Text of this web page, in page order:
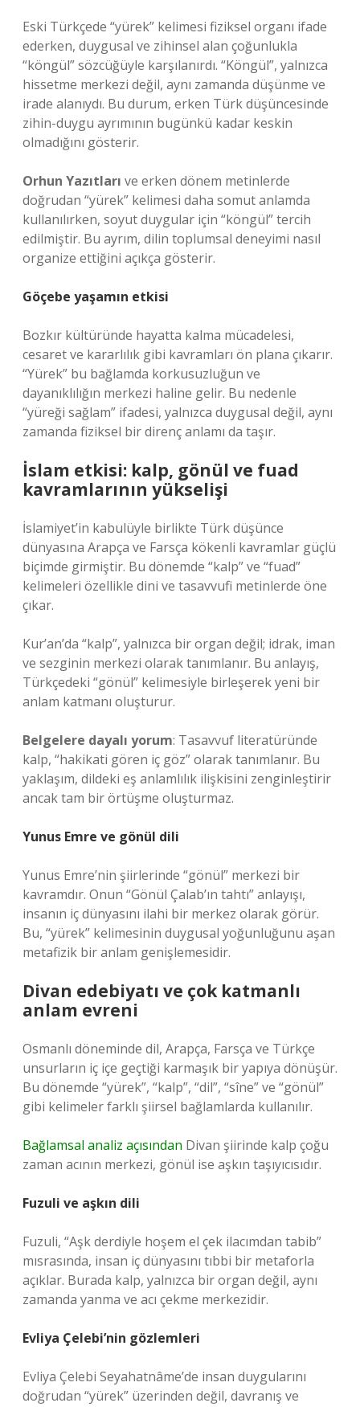
Eski Türkçede “yürek” kelimesi fiziksel organı ifade
ederken, duygusal ve zihinsel alan çoğunlukla
“köngül” sözcüğüyle karşılanırdı. “Köngül”, yalnızca
hissetme merkezi değil, aynı zamanda düşünme ve
irade alanıydı. Bu durum, erken Türk düşüncesinde
zihin-duygu ayrımının bugünkü kadar keskin
olmadığını gösterir.
Orhun Yazıtları ve erken dönem metinlerde
doğrudan “yürek” kelimesi daha somut anlamda
kullanılırken, soyut duygular için “köngül” tercih
edilmiştir. Bu ayrım, dilin toplumsal deneyimi nasıl
organize ettiğini açıkça gösterir.
Göçebe yaşamın etkisi
Bozkır kültüründe hayatta kalma mücadelesi,
cesaret ve kararlılık gibi kavramları ön plana çıkarır.
“Yürek” bu bağlamda korkusuzluğun ve
dayanıklılığın merkezi haline gelir. Bu nedenle
“yüreği sağlam” ifadesi, yalnızca duygusal değil, aynı
zamanda fiziksel bir direnç anlamı da taşır.
İslam etkisi: kalp, gönül ve fuad
kavramlarının yükselişi
İslamiyet’in kabulüyle birlikte Türk düşünce
dünyasına Arapça ve Farsça kökenli kavramlar güçlü
biçimde girmiştir. Bu dönemde “kalp” ve “fuad”
kelimeleri özellikle dini ve tasavvufi metinlerde öne
çıkar.
Kur’an’da “kalp”, yalnızca bir organ değil; idrak, iman
ve sezginin merkezi olarak tanımlanır. Bu anlayış,
Türkçedeki “gönül” kelimesiyle birleşerek yeni bir
anlam katmanı oluşturur.
Belgelere dayalı yorum: Tasavvuf literatüründe
kalp, “hakikati gören iç göz” olarak tanımlanır. Bu
yaklaşım, dildeki eş anlamlılık ilişkisini zenginleştirir
ancak tam bir örtüşme oluşturmaz.
Yunus Emre ve gönül dili
Yunus Emre’nin şiirlerinde “gönül” merkezi bir
kavramdır. Onun “Gönül Çalab’ın tahtı” anlayışı,
insanın iç dünyasını ilahi bir merkez olarak görür.
Bu, “yürek” kelimesinin duygusal yoğunluğunu aşan
metafizik bir anlam genişlemesidir.
Divan edebiyatı ve çok katmanlı
anlam evreni
Osmanlı döneminde dil, Arapça, Farsça ve Türkçe
unsurların iç içe geçtiği karmaşık bir yapıya dönüşür.
Bu dönemde “yürek”, “kalp”, “dil”, “sîne” ve “gönül”
gibi kelimeler farklı şiirsel bağlamlarda kullanılır.
Bağlamsal analiz açısından Divan şiirinde kalp çoğu
zaman acının merkezi, gönül ise aşkın taşıyıcısıdır.
Fuzuli ve aşkın dili
Fuzuli, “Aşk derdiyle hoşem el çek ilacımdan tabib”
mısrasında, insan iç dünyasını tıbbi bir metaforla
açıklar. Burada kalp, yalnızca bir organ değil, aynı
zamanda yanma ve acı çekme merkezidir.
Evliya Çelebi’nin gözlemleri
Evliya Çelebi Seyahatnâme’de insan duygularını
doğrudan “yürek” üzerinden değil, davranış ve